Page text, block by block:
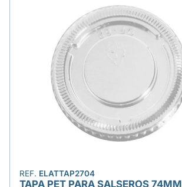
REF. ELATTAP2704
TAPA PET PARA SALSEROS 74MM